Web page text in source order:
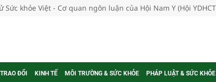
Sức khỏe Việt - Cơ quan ngôn luận của Hội Nam Y (Hội
ĐỔI KINH TẾ MÔI TRƯỜNG & SỨC KHỎE PHÁP LUẬT & SỨC KHỎE